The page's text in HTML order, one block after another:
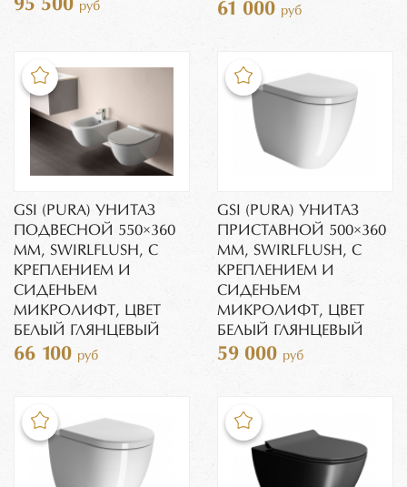
95 500 руб 61 000 руб
GSI (PURA) УНИТАЗ
ПОДВЕСНОЙ 550×360
ММ, SWIRLFLUSH, С
КРЕПЛЕНИЕМ И
СИДЕНЬЕМ
МИКРОЛИФТ, ЦВЕТ
БЕЛЫЙ ГЛЯНЦЕВЫЙ
66 100 руб
GSI (PURA) УНИТАЗ
ПРИСТАВНОЙ 500×360
ММ, SWIRLFLUSH, С
КРЕПЛЕНИЕМ И
СИДЕНЬЕМ
МИКРОЛИФТ, ЦВЕТ
БЕЛЫЙ ГЛЯНЦЕВЫЙ
59 000 руб